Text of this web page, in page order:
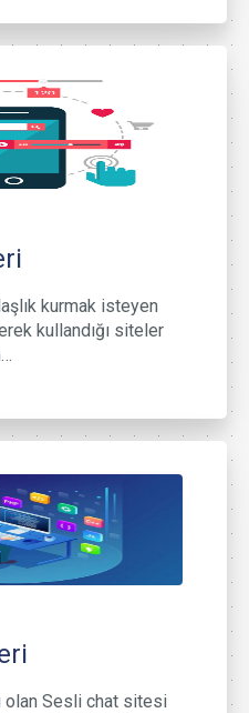
kurmak isteyen
kullandığı siteler
olan Sesli chat sitesi